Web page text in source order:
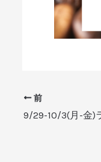
前
9/29-10/3(月-金)